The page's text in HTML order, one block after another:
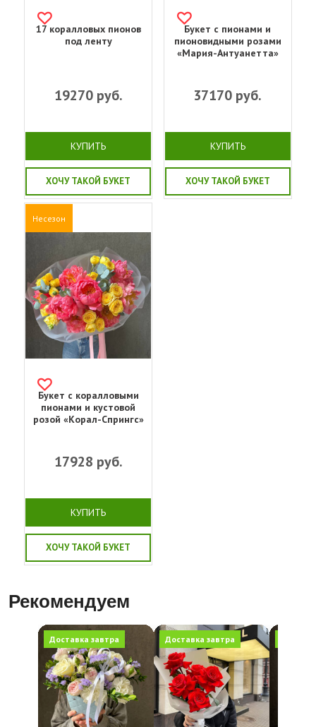
17 коралловых пионов
под ленту
19270руб.
КУПИТЬ
ХОЧУ ТАКОЙ БУКЕТ
Букет с пионами и
пионовидными розами
«Мария-Антуанетта»
37170 руб.
КУПИТЬ
ХОЧУ ТАКОЙ БУКЕТ
Несезон
Букет с коралловыми
пионами и кустовой
розой «Корал-Спрингс»
17928 руб.
КУПИТЬ
ХОЧУ ТАКОЙ БУКЕТ
Рекомендуем
Доставка завтра Доставка завтра